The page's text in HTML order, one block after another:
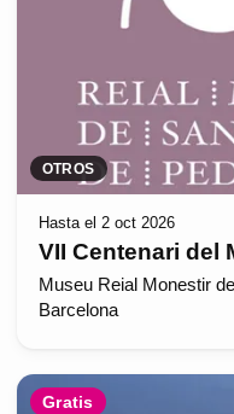
OTROS
Hasta el 2 oct 2026
VII Centenari del
Museu Reial Monestir
Barcelona
Gratis